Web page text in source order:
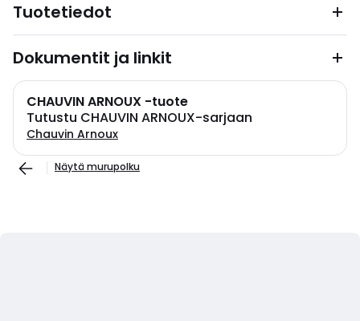
Tuotetiedot
Dokumentit ja linkit
CHAUVIN ARNOUX -tuote
Tutustu CHAUVIN ARNOUX-sarjaan
Chauvin Arnoux
Näytä murupolku